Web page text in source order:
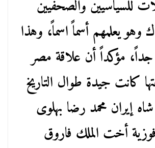
للسياسيين والصحفيين
وهو يعلمهم أسماً اسماً، وهذا
مؤكداً أن علاقة مصر
كانت جيدة طوال التاريخ
إيران محمد رضا بهلوى
أخت الملك فاروق